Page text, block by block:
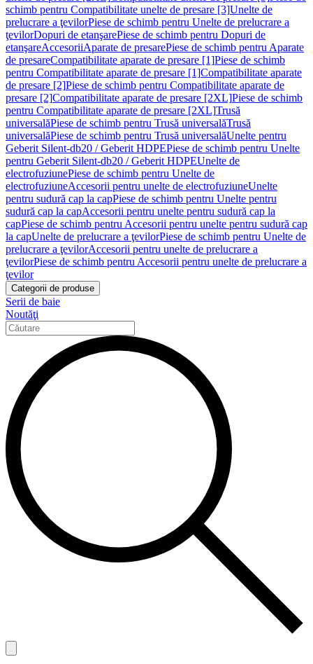
schimb pentru Compatibilitate unelte de presare [3]Unelte de
prelucrare a ţevilorPiese de schimb pentru Unelte de prelucrare a
ţevilorDopuri de etanşarePiese de schimb pentru Dopuri de
etanşareAccesoriiAparate de presarePiese de schimb pentru Aparate
de presareCompatibilitate aparate de presare [1]Piese de schimb
pentru Compatibilitate aparate de presare [1]Compatibilitate aparate
de presare [2]Piese de schimb pentru Compatibilitate aparate de
presare [2]Compatibilitate aparate de presare [2XL]Piese de schimb
pentru Compatibilitate aparate de presare [2XL]Trusă
universalăPiese de schimb pentru Trusă universalăTrusă
universalăPiese de schimb pentru Trusă universalăUnelte pentru
Geberit Silent-db20 / Geberit HDPEPiese de schimb pentru Unelte
pentru Geberit Silent-db20 / Geberit HDPEUnelte de
electrofuziunePiese de schimb pentru Unelte de
electrofuziuneAccesorii pentru unelte de electrofuziuneUnelte
pentru sudură cap la capPiese de schimb pentru Unelte pentru
sudură cap la capAccesorii pentru unelte pentru sudură cap la
capPiese de schimb pentru Accesorii pentru unelte pentru sudură cap
la capUnelte de prelucrare a ţevilorPiese de schimb pentru Unelte de
prelucrare a ţevilorAccesorii pentru unelte de prelucrare a
ţevilorPiese de schimb pentru Accesorii pentru unelte de prelucrare a
ţevilor
Categorii de produse
Serii de baie
Noutăţi